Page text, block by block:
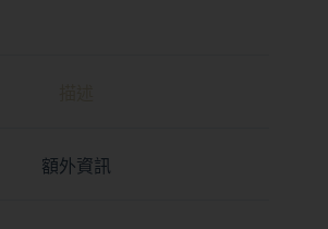
額外資訊